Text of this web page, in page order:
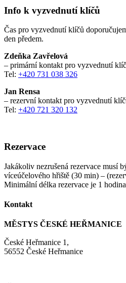
Info k vyzvednutí klíčů
Čas pro vyzvednutí klíčů
den předem.
Zdeňka Zavřelová
– primární kontakt pro vyzvednutí
Tel: +420 731 038 326
Jan Rensa
– rezervní kontakt pro vyzvednutí
Tel: +420 721 320 132
Rezervace
Jakákoliv nezrušená rezervace musí
víceúčelového hřiště (30 min) –
Minimální délka rezervace je 1
Kontakt
MĚSTYS ČESKÉ HEŘMANICE
České Heřmanice 1,
56552 České Heřmanice